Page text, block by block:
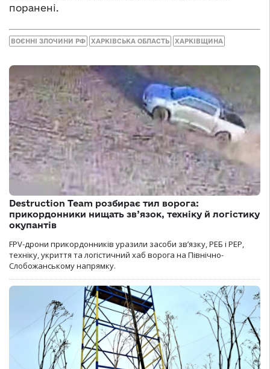
поранені.
ВОЄННІ ЗЛОЧИНИ РФ ХАРКІВСЬКА ОБЛАСТЬ ХАРКІВЩИНА
Destruction Team розбирає тил ворога:
прикордонники нищать зв’язок, техніку й логістику
окупантів
FPV-дрони прикордонників уразили засоби зв’язку, РЕБ і РЕР,
техніку, укриття та логістичний хаб ворога на Північно-
Слобожанському напрямку.